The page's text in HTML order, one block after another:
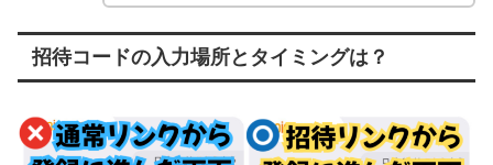
招待コードの入力場所とタイミングは？